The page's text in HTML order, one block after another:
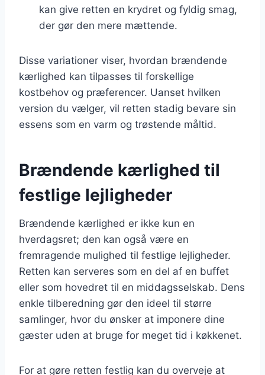
kan give retten en krydret og fyldig smag,
der gør den mere mættende.
Disse variationer viser, hvordan brændende
kærlighed kan tilpasses til forskellige
kostbehov og præferencer. Uanset hvilken
version du vælger, vil retten stadig bevare sin
essens som en varm og trøstende måltid.
Brændende kærlighed til
festlige lejligheder
Brændende kærlighed er ikke kun en
hverdagsret; den kan også være en
fremragende mulighed til festlige lejligheder.
Retten kan serveres som en del af en buffet
eller som hovedret til en middagsselskab. Dens
enkle tilberedning gør den ideel til større
samlinger, hvor du ønsker at imponere dine
gæster uden at bruge for meget tid i køkkenet.
For at gøre retten festlig kan du overveje at